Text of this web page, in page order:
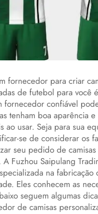
fornecedor para criar
de futebol para você
fornecedor confiável
tenham boa aparência e
ao usar. Seja para sua
se de considerar os
seu pedido de
Fuzhou Saipulang
na fabricação
Eles conhecem as
seguem algumas
de camisas